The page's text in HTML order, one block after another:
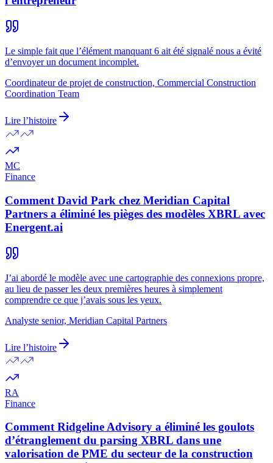
Le simple fait que l’élément manquant 6 ait été signalé nous a évité
d’envoyer un document incomplet.
Coordinateur de projet de construction, Commercial Construction
Coordination Team
Lire l’histoire
MC
Finance
Comment David Park chez Meridian Capital
Partners a éliminé les pièges des modèles XBRL avec
Energent.ai
J’ai abordé le modèle avec une cartographie des connexions propre,
au lieu de passer les deux premières heures à simplement
comprendre ce que j’avais sous les yeux.
Analyste senior, Meridian Capital Partners
Lire l’histoire
RA
Finance
Comment Ridgeline Advisory a éliminé les goulots
d’étranglement du parsing XBRL dans une
valorisation de PME du secteur de la construction